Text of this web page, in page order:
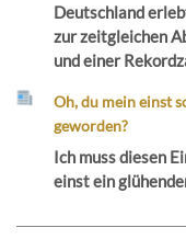
Deutschland
zur zeitgleichen
und einer
Oh, du mein einst
geworden?
Ich muss diesen
einst ein